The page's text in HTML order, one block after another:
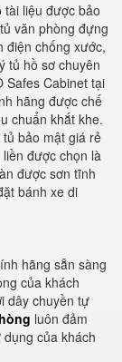
tài liệu được bảo
văn phòng đựng
điện chống xước,
tủ hồ sơ chuyên
Safes Cabinet tại
hãng được chế
chuẩn khắt khe.
bảo mật giá rẻ
được chọn là
được sơn tĩnh
bánh xe di
hãng sẵn sàng
của khách
dây chuyền tự
luôn đảm
của khách